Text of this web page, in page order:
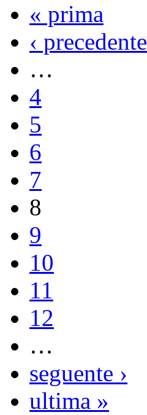
« prima
‹ precedente
…
4
5
6
7
8
9
10
11
12
…
seguente ›
ultima »